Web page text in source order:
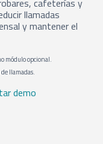
cafeterías y
llamadas
y mantener el
módulo opcional.
llamadas.
demo